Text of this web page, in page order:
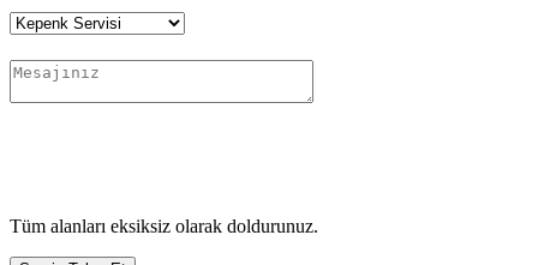
Tüm alanları eksiksiz olarak doldurunuz.